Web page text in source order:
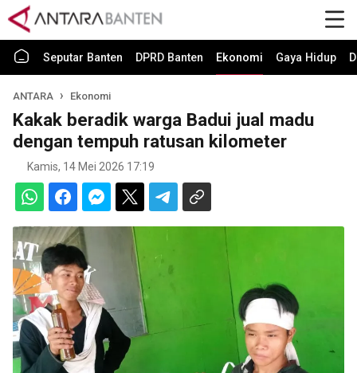
Seputar Banten DPRD Banten Ekonomi Gaya Hidup
ANTARA Ekonomi
Kakak beradik warga Badui jual madu
dengan tempuh ratusan kilometer
Kamis, 14 Mei 2026 17:19